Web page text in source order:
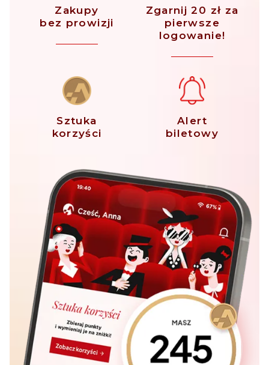
Zakupy
bez prowizji
Zgarnij 20 zł za
pierwsze
logowanie!
Sztuka
korzyści
Alert
biletowy